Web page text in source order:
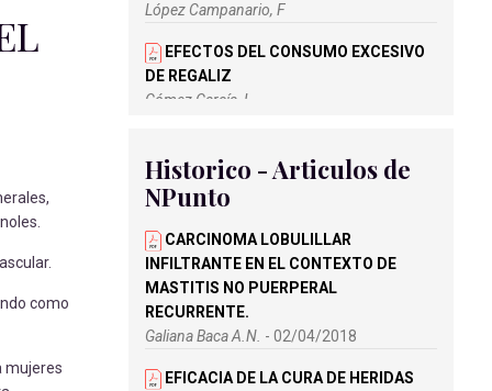
como
mujeres
López Campanario, F
EFECTOS DEL CONSUMO EXCESIVO
DE REGALIZ
Gómez García, L
ENFERMOS DE ALZHEIMER
Ramírez Ramírez, M
BENEFICIOS DE LA INGESTA DE
TRIPTÓFANO EN EL INSOMNIO
Gómez García, L
BABY-LED WEANING
Godoy Moreno, C
Historico - Articulos de
NPunto
CARCINOMA LOBULILLAR
INFILTRANTE EN EL CONTEXTO DE
MASTITIS NO PUERPERAL
RECURRENTE.
Galiana Baca A.N. - 02/04/2018
EFICACIA DE LA CURA DE HERIDAS